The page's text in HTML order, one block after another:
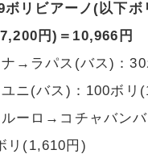
リビアーノ(以下ボ
円)＝10,966円
ナ→ラパス(バス)：
ニ(バス)：100ボリ
ーロ→コチャバン
リ(1,610円)